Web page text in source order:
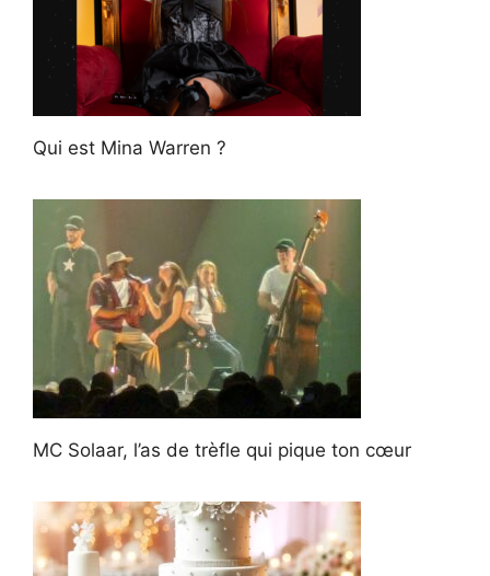
Qui est Mina Warren ?
MC Solaar, l’as de trèfle qui pique ton cœur